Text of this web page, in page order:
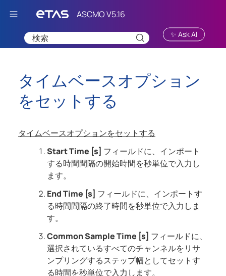
Skip To Main Content
✨ Ask AI
タイムベースオプション
をセットする
タイムベースオプションをセットする
Start Time [s] フィールドに、インポート
する時間間隔の開始時間を秒単位で入力し
ます。
End Time [s] フィールドに、インポートす
る時間間隔の終了時間を秒単位で入力しま
す。
Common Sample Time [s] フィールドに、
選択されているすべてのチャンネルをリサ
ンプリングするステップ幅としてセットす
る時間を秒単位で入力します。